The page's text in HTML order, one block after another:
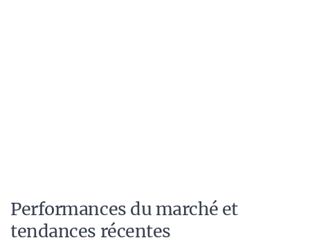
Performances du marché et
tendances récentes